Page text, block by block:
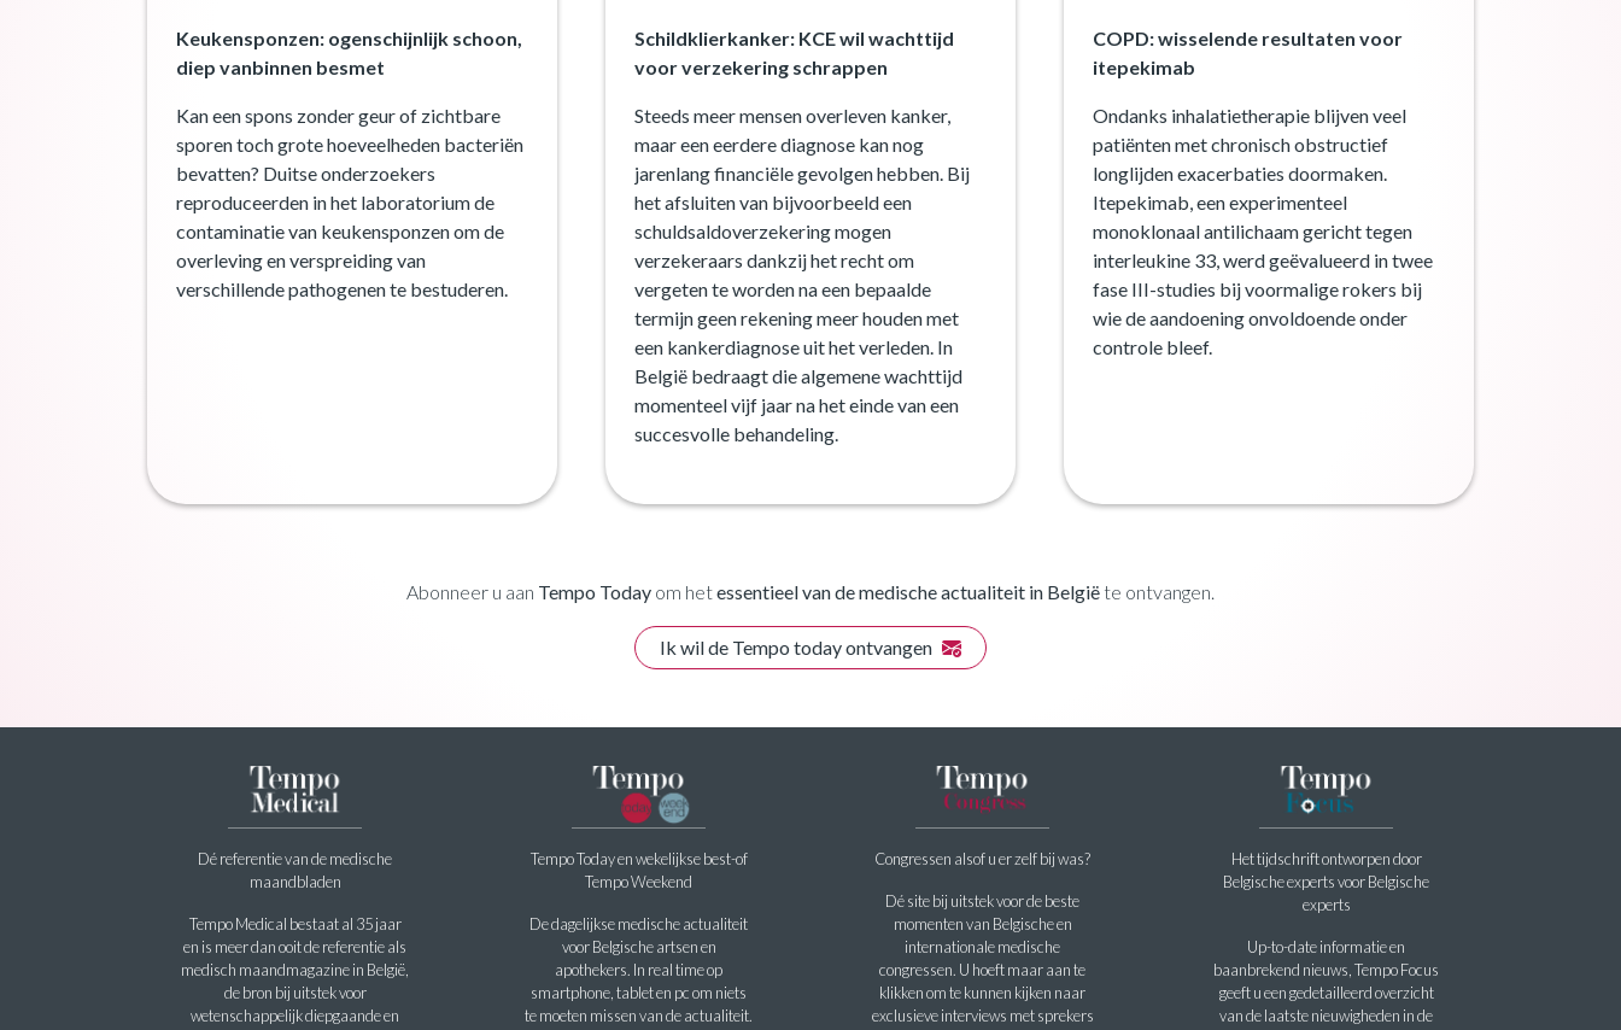
Keukensponzen: ogenschijnlijk schoon,
diep vanbinnen besmet
Kan een spons zonder geur of zichtbare
sporen toch grote hoeveelheden bacteriën
bevatten? Duitse onderzoekers
reproduceerden in het laboratorium de
contaminatie van keukensponzen om de
overleving en verspreiding van
verschillende pathogenen te bestuderen.
Schildklierkanker: KCE wil wachttijd
voor verzekering schrappen
Steeds meer mensen overleven kanker,
maar een eerdere diagnose kan nog
jarenlang financiële gevolgen hebben. Bij
het afsluiten van bijvoorbeeld een
schuldsaldoverzekering mogen
verzekeraars dankzij het recht om
vergeten te worden na een bepaalde
termijn geen rekening meer houden met
een kankerdiagnose uit het verleden. In
België bedraagt die algemene wachttijd
momenteel vijf jaar na het einde van een
succesvolle behandeling.
COPD: wisselende resultaten voor
itepekimab
Ondanks inhalatietherapie blijven veel
patiënten met chronisch obstructief
longlijden exacerbaties doormaken.
Itepekimab, een experimenteel
monoklonaal antilichaam gericht tegen
interleukine 33, werd geëvalueerd in twee
fase III-studies bij voormalige rokers bij
wie de aandoening onvoldoende onder
controle bleef.
Abonneer u aan Tempo Today om hetessentieel van de medische actualiteit in Belgiëte ontvangen.
Ik wil de Tempo today ontvangen
Dé referentie van de medische
maandbladen
Tempo Medical bestaat al 35 jaar
en is meer dan ooit de referentie als
medisch maandmagazine in België,
de bron bij uitstek voor
wetenschappelijk diepgaande en
Tempo Today en wekelijkse best-of
Tempo Weekend
De dagelijkse medische actualiteit
voor Belgische artsen en
apothekers. In real time op
smartphone, tablet en pc om niets
te moeten missen van de actualiteit.
Congressen alsof u er zelf bij was?
Dé site bij uitstek voor de beste
momenten van Belgische en
internationale medische
congressen. U hoeft maar aan te
klikken om te kunnen kijken naar
exclusieve interviews met sprekers
Het tijdschrift ontworpen door
Belgische experts voor Belgische
experts
Up-to-date informatie en
baanbrekend nieuws, Tempo Focus
geeft u een gedetailleerd overzicht
van de laatste nieuwigheden in de